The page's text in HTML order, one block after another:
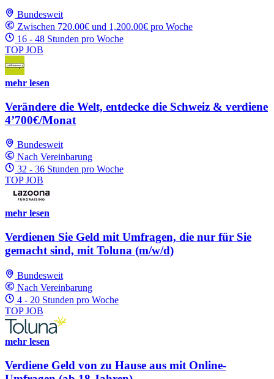
Bundesweit
Zwischen 720.00€ und 1,200.00€ pro Woche
16 - 48 Stunden pro Woche
TOP JOB
mehr lesen
Verändere die Welt, entdecke die Schweiz & verdiene
4’700€/Monat
Bundesweit
Nach Vereinbarung
32 - 36 Stunden pro Woche
TOP JOB
mehr lesen
Verdienen Sie Geld mit Umfragen, die nur für Sie
gemacht sind, mit Toluna (m/w/d)
Bundesweit
Nach Vereinbarung
4 - 20 Stunden pro Woche
TOP JOB
mehr lesen
Verdiene Geld von zu Hause aus mit Online-